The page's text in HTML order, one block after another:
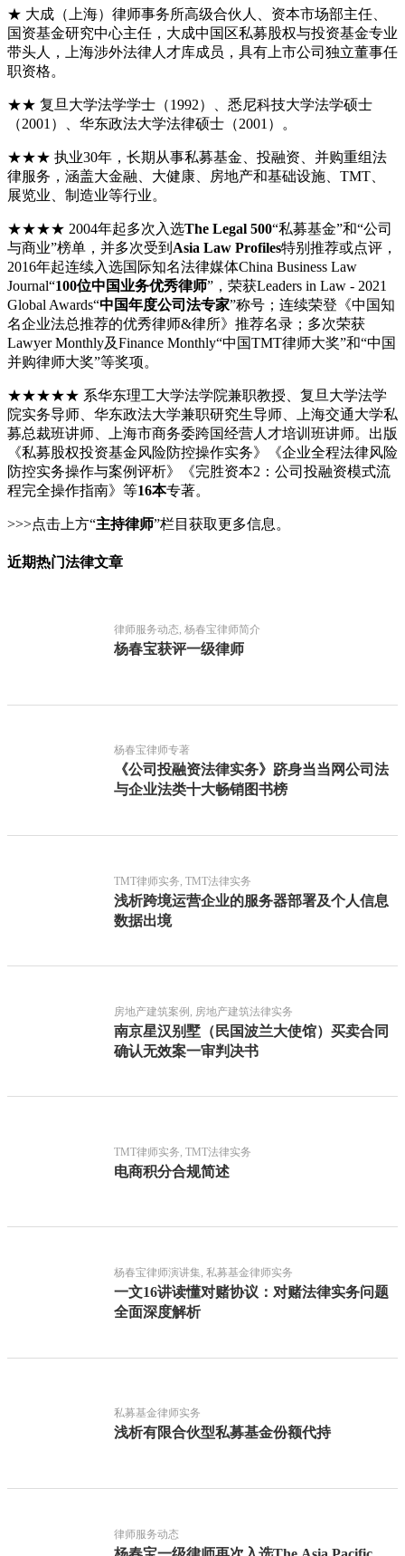
★ 大成（上海）律师事务所高级合伙人、资本市场部主任、
国资基金研究中心主任，大成中国区私募股权与投资基金专业
带头人，上海涉外法律人才库成员，具有上市公司独立董事任
职资格。
★★ 复旦大学法学学士（1992）、悉尼科技大学法学硕士
（2001）、华东政法大学法律硕士（2001）。
★★★ 执业30年，长期从事私募基金、投融资、并购重组法
律服务，涵盖大金融、大健康、房地产和基础设施、TMT、
展览业、制造业等行业。
★★★★ 2004年起多次入选The Legal 500“私募基金”和“公司
与商业”榜单，并多次受到 Asia Law Profiles特别推荐或点评，
2016年起连续入选国际知名法律媒体China Business Law
Journal“100位中国业务优秀律师”，荣获Leaders in Law - 2021
Global Awards“中国年度公司法专家”称号；连续荣登《中国知
名企业法总推荐的优秀律师&律所》推荐名录；多次荣获
Lawyer Monthly及Finance Monthly“中国TMT律师大奖”和“中国
并购律师大奖”等奖项。
★★★★★ 系华东理工大学法学院兼职教授、复旦大学法学
院实务导师、华东政法大学兼职研究生导师、上海交通大学私
募总裁班讲师、上海市商务委跨国经营人才培训班讲师。出版
《私募股权投资基金风险防控操作实务》《企业全程法律风险
防控实务操作与案例评析》《完胜资本2：公司投融资模式流
程完全操作指南》等16本专著。
>>>点击上方“主持律师”栏目获取更多信息。
近期热门法律文章
律师服务动态, 杨春宝律师简介
杨春宝获评一级律师
杨春宝律师专著
《公司投融资法律实务》跻身当当网公司法
与企业法类十大畅销图书榜
TMT律师实务, TMT法律实务
浅析跨境运营企业的服务器部署及个人信息
数据出境
房地产建筑案例, 房地产建筑法律实务
南京星汉别墅（民国波兰大使馆）买卖合同
确认无效案一审判决书
TMT律师实务, TMT法律实务
电商积分合规简述
杨春宝律师演讲集, 私募基金律师实务
一文16讲读懂对赌协议：对赌法律实务问题
全面深度解析
私募基金律师实务
浅析有限合伙型私募基金份额代持
律师服务动态